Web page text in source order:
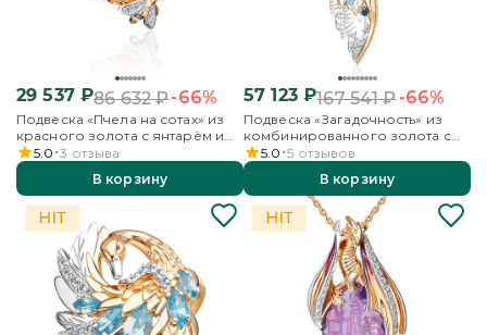
29 537₽86 632₽-66%
Подвеска «Пчела на сотах» из
красного золота с янтарём и
бесцветными топазами
5.0 3 отзыва
В корзину
57 123₽167 541₽-66%
Подвеска «Загадочность» из
комбинированного золота с
топазами, бесцветными
топазами и эмалью
5.0 5 отзывов
В корзину